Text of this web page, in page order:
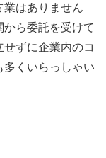
業はありません
ら委託を受けて
ずに企業内のコ
多くいらっしゃい